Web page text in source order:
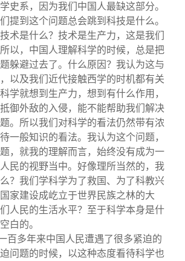
史系，因为我们中国人最缺这部分。
提到这个问题总会跳到科技是什么。
术是什么？技术是生产力，这是我们
以，中国人理解科学的时候，总是把
躲避过去了。什么原因？我认为这与
以及我们近代接触西学的时机都有关
学就想到生产力，想到有什么作用，
御外敌的入侵，能不能帮助我们解决
。所以我们对科学的看法仍然带有浓
一般知识的看法。我认为这个问题，
，就我的理解而言，始终没有成为一
民的视野当中。好像理所当然的，我
？我们学科学为了救国、为了科教兴
家建设成屹立于世界民族之林的大
人民的生活水平？至于科学本身是什
白的。
百多年来中国人民遭遇了很多紧迫的
问题的时候，以这种态度看待科学也